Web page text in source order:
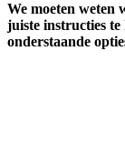
We moeten weten
juiste instructies te
onderstaande